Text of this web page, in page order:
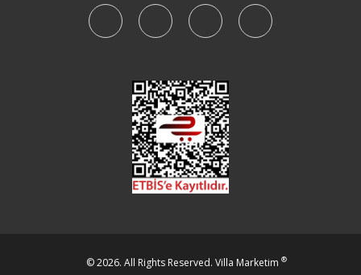
© 2026. All Rights Reserved. Villa Marketim ®